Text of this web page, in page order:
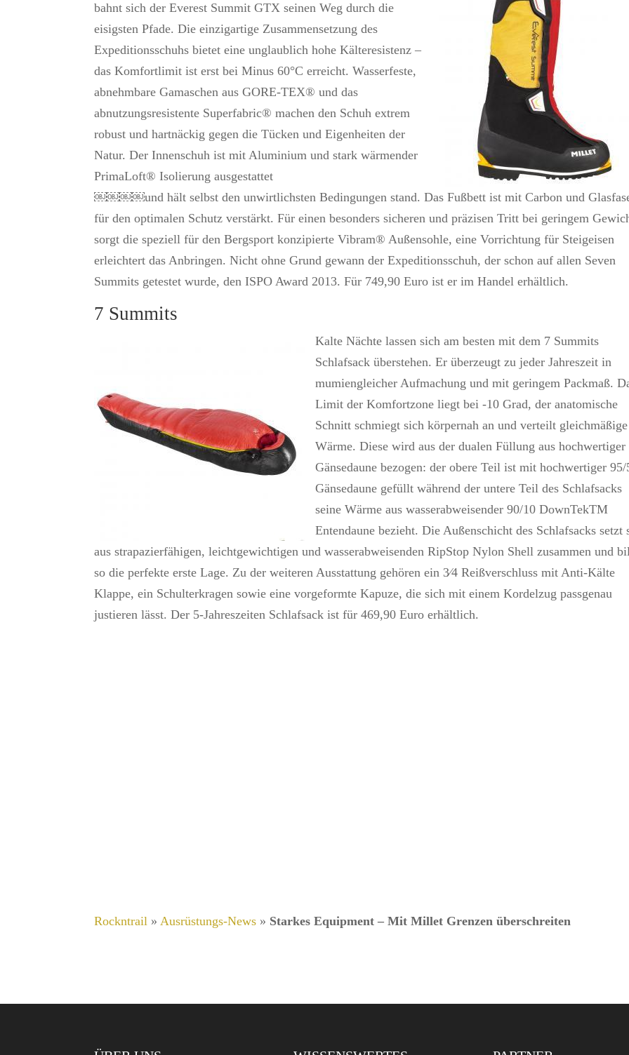
bahnt sich der Everest Summit GTX seinen Weg durch die
eisigsten Pfade. Die einzigartige Zusammensetzung des
Expeditionsschuhs bietet eine unglaublich hohe Kälteresistenz –
das Komfortlimit ist erst bei Minus 60°C erreicht. Wasserfeste,
abnehmbare Gamaschen aus GORE-TEX® und das
abnutzungsresistente Superfabric® machen den Schuh extrem
robust und hartnäckig gegen die Tücken und Eigenheiten der
Natur. Der Innenschuh ist mit Aluminium und stark wärmender
PrimaLoft® Isolierung ausgestattet
￼￼￼￼und hält selbst den unwirtlichsten Bedingungen stand. Das Fußbett ist mit Carbon und
für den optimalen Schutz verstärkt. Für einen besonders sicheren und präzisen Tritt bei geringem
sorgt die speziell für den Bergsport konzipierte Vibram® Außensohle, eine Vorrichtung für Steigeisen
erleichtert das Anbringen. Nicht ohne Grund gewann der Expeditionsschuh, der schon auf allen Seven
Summits getestet wurde, den ISPO Award 2013. Für 749,90 Euro ist er im Handel erhältlich.
7 Summits
Kalte Nächte lassen sich am besten mit dem 7 Summits
Schlafsack überstehen. Er überzeugt zu jeder Jahreszeit in
mumiengleicher Aufmachung und mit geringem Packmaß.
Limit der Komfortzone liegt bei -10 Grad, der anatomische
Schnitt schmiegt sich körpernah an und verteilt gleichmäßige
Wärme. Diese wird aus der dualen Füllung aus hochwertiger
Gänsedaune bezogen: der obere Teil ist mit hochwertiger 95/
Gänsedaune gefüllt während der untere Teil des Schlafsacks
seine Wärme aus wasserabweisender 90/10 DownTekTM
Entendaune bezieht. Die Außenschicht des Schlafsacks setzt
aus strapazierfähigen, leichtgewichtigen und wasserabweisenden RipStop Nylon Shell zusammen und
so die perfekte erste Lage. Zu der weiteren Ausstattung gehören ein 3⁄4 Reißverschluss mit Anti-Kälte
Klappe, ein Schulterkragen sowie eine vorgeformte Kapuze, die sich mit einem Kordelzug passgenau
justieren lässt. Der 5-Jahreszeiten Schlafsack ist für 469,90 Euro erhältlich.
Rockntrail » Ausrüstungs-News » Starkes Equipment – Mit Millet Grenzen überschreiten